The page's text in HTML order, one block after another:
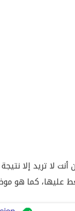
أنت لا تريد
عليها، كما هو